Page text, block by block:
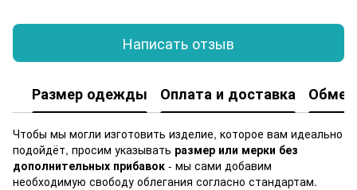
Написать отзыв
Размер одежды Оплата и доставка Обмен
Чтобы мы могли изготовить изделие, которое вам идеально
подойдёт, просим указывать размер или мерки без
дополнительных прибавок - мы сами добавим
необходимую свободу облегания согласно стандартам.